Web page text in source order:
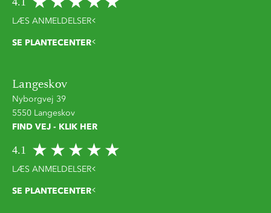
LÆS ANMELDELSER
SE PLANTECENTER
Langeskov
Nyborgvej 39
5550 Langeskov
FIND VEJ - KLIK HER
4.1
LÆS ANMELDELSER
SE PLANTECENTER